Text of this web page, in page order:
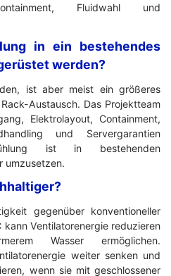
Fluidwahl und
in ein bestehendes
werden?
ist aber meist ein größeres
Austausch. Das Projektteam
Elektrolayout, Containment,
und Servergarantien
ist in bestehenden
umzusetzen.
gegenüber konventioneller
Ventilatorenergie reduzieren
Wasser ermöglichen.
weiter senken und
wenn sie mit geschlossener